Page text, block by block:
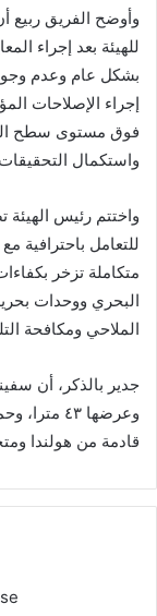
وأوضح الفريق ربيع
للهيئة بعد إجراء
بشكل عام وعدم
إجراء الإصلاحات
فوق مستوى سطح
واستكمال
واختتم رئيس الهيئة
للتعامل باحترافية
متكاملة تزخر
البحري ووحدات
الملاحي ومكافحة
قادمة من هولندا